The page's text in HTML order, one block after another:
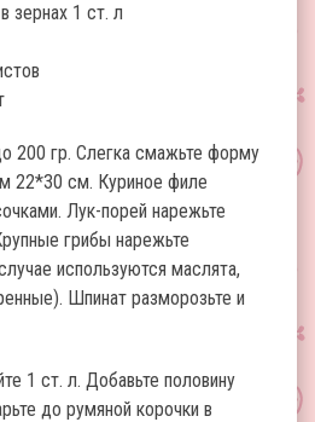
зернах 1 ст. л
200 гр. Слегка смажьте форму
22*30 см. Куриное филе
Лук-порей нарежьте
грибы нарежьте
используются маслята,
Шпинат разморозьте и
1 ст. л. Добавьте половину
до румяной корочки в